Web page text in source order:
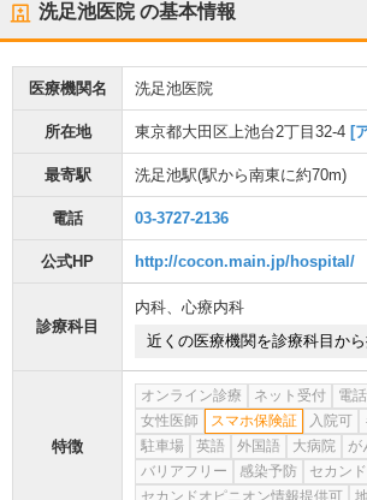
洗足池医院の基本情報
医療機関名 洗足池医院
所在地 東京都大田区上池台2丁目32-4 [
最寄駅 洗足池駅(駅から南東に約70m)
電話 03-3727-2136
公式HP http://cocon.main.jp/hospital/
診療科目
内科、 心療内科
近くの医療機関を診療科目か
特徴
オンライン診療 ネット受付 電
女性医師
スマホ保険証 入院可
駐車場
英語 外国語 大病院 が
バリアフリー
感染予防
セカン
セカンドオピニオン情報提供可